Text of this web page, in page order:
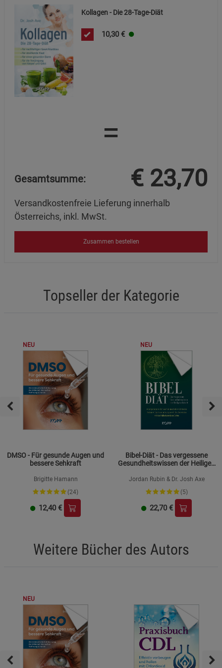
Kollagen - Die 28-Tage-Diät
10,30 €
=
Gesamtsumme: € 23,70
Versandkostenfreie Lieferung innerhalb
Österreichs, inkl. MwSt.
Zusammen bestellen
Topseller der Kategorie
NEU
DMSO - Für gesunde Augen und
bessere Sehkraft
Brigitte Hamann
(24)
12,40 €
NEU
Bibel-Diät - Das vergessene
Gesundheitswissen der Heiligen
Jordan Rubin & Dr. Josh Axe
(5)
22,70 €
Weitere Bücher des Autors
NEU